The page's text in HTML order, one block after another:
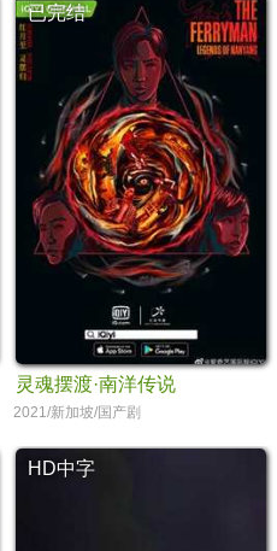
已完结
灵魂摆渡·南洋传说
2021/新加坡/国产剧
HD中字